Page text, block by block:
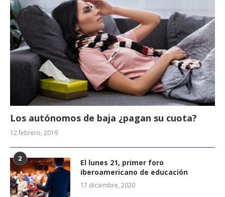
Los autónomos de baja ¿pagan su cuota?
12 febrero, 2019
2
El lunes 21, primer foro
iberoamericano de educación
17 diciembre, 2020